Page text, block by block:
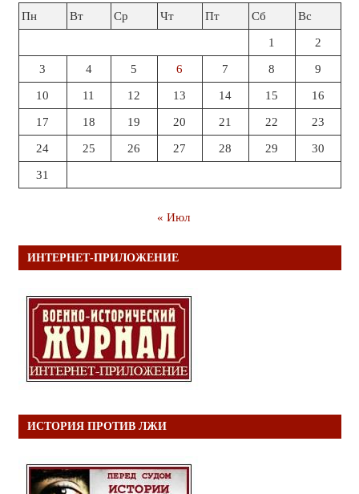
Пн
Вт Ср Чт Пт Сб Вс
1 2
3 4 5 6 7 8 9
10 11 12 13 14 15 16
17 18 19 20 21 22 23
24 25 26 27 28 29 30
31
« Июл
ИНТЕРНЕТ-ПРИЛОЖЕНИЕ
ИСТОРИЯ ПРОТИВ ЛЖИ